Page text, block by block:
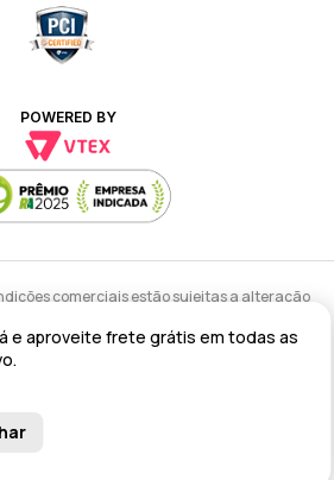
POWERED BY
comerciais estão sujeitas a alteração
Rodrigues Ribeiro, 147 - Galpão 02 MOD
CEP: 29173-795 - CNPJ: 43.008.535/0001-11
e aproveite frete grátis em todas as